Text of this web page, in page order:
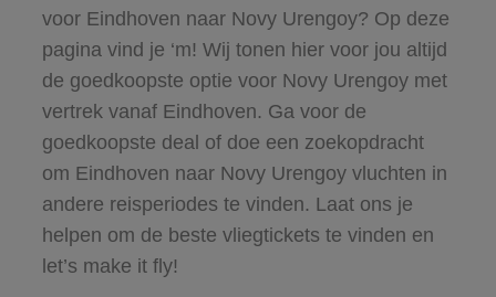
voor Eindhoven naar Novy Urengoy? Op deze
pagina vind je ‘m! Wij tonen hier voor jou altijd
de goedkoopste optie voor Novy Urengoy met
vertrek vanaf Eindhoven. Ga voor de
goedkoopste deal of doe een zoekopdracht
om Eindhoven naar Novy Urengoy vluchten in
andere reisperiodes te vinden. Laat ons je
helpen om de beste vliegtickets te vinden en
let’s make it fly!